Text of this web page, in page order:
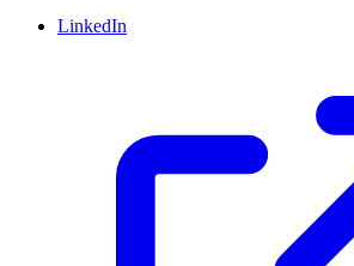
LinkedIn